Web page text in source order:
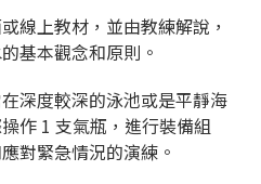
線上教材，並由教練解說，
基本觀念和原則。
在深度較深的泳池或是平靜海
作 1 支氣瓶，進行裝備組
對緊急情況的演練。